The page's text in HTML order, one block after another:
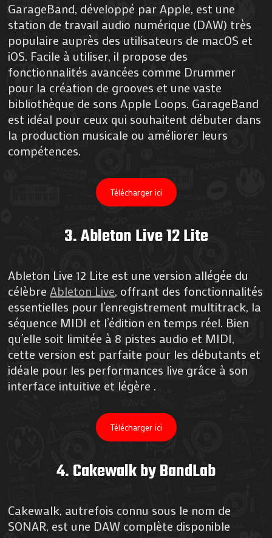
GarageBand, développé par Apple, est une
station de travail audio numérique (DAW) très
populaire auprès des utilisateurs de macOS et
iOS. Facile à utiliser, il propose des
fonctionnalités avancées comme Drummer
pour la création de grooves et une vaste
bibliothèque de sons Apple Loops. GarageBand
est idéal pour ceux qui souhaitent débuter dans
la production musicale ou améliorer leurs
compétences.
Télécharger ici
3.Ableton Live 12Lite
Ableton Live 12 Lite est une version allégée du
célèbre Ableton Live, offrant des fonctionnalités
essentielles pour l’enregistrement multitrack, la
séquence MIDI et l’édition en temps réel. Bien
qu’elle soit limitée à 8 pistes audio et MIDI,
cette version est parfaite pour les débutants et
idéale pour les performances live grâce à son
interface intuitive et légère​ .
Télécharger ici
4.Cakewalk by BandLab
Cakewalk, autrefois connu sous le nom de
SONAR, est une DAW complète disponible